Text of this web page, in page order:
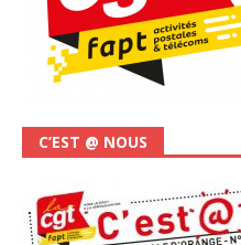
C’EST @ NOUS